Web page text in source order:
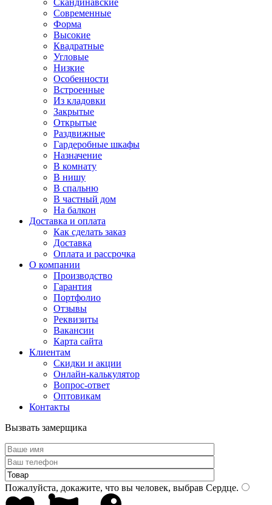
Скандинавские
Современные
Форма
Высокие
Квадратные
Угловые
Низкие
Особенности
Встроенные
Из кладовки
Закрытые
Открытые
Раздвижные
Гардеробные шкафы
Назначение
В комнату
В нишу
В спальню
В частный дом
На балкон
Доставка и оплата
Как сделать заказ
Доставка
Оплата и рассрочка
О компании
Производство
Гарантия
Портфолио
Отзывы
Реквизиты
Вакансии
Карта сайта
Клиентам
Скидки и акции
Онлайн-калькулятор
Вопрос-ответ
Оптовикам
Контакты
Вызвать замерщика
Пожалуйста, докажите, что вы человек, выбрав Сердце.